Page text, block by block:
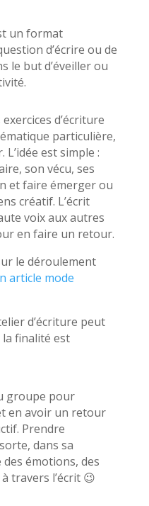
un format
d’écrire ou de
le but d’éveiller ou
d’écriture
particulière,
L’idée est simple :
son vécu, ses
et faire émerger ou
créatif. L’écrit
voix aux autres
en faire un retour.
le déroulement
article mode
d’écriture peut
finalité est
groupe pour
en avoir un retour
Prendre
dans sa
émotions, des
travers l’écrit 😉